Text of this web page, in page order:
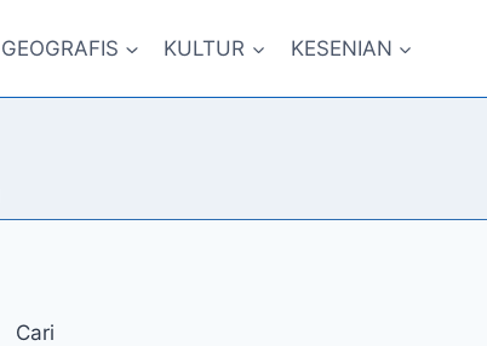
GEOGRAFIS KULTUR KESENIAN
Cari